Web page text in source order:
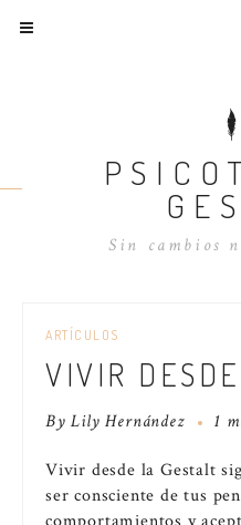
Sin cambios
ARTÍCULOS
VIVIR
ByLily Hernández 1
Vivir desde la Gestalt
ser consciente de tus